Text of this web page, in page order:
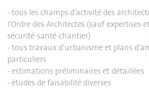
- tous les champs d’activité des
l’Ordre des Architectes (sauf expertises
sécurité-santé-chantier)
- tous travaux d’urbanisme et plans
particuliers
- estimations préliminaires et détaillées
- études de faisabilité diverses